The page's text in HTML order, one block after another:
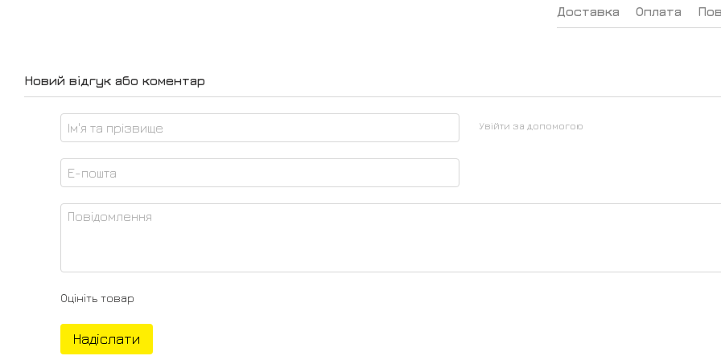
Доставка Оплата
Новий відгук або коментар
Увійти за допомогою
Оцініть товар
Надіслати